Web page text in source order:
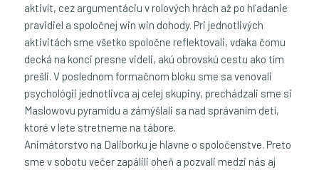
aktivít, cez argumentáciu v rolových hrách až po hľadanie
pravidiel a spoločnej win win dohody. Pri jednotlivých
aktivitách sme všetko spoločne reflektovali, vďaka čomu
decká na konci presne videli, akú obrovskú cestu ako tím
prešli. V poslednom formačnom bloku sme sa venovali
psychológii jednotlivca aj celej skupiny, prechádzali sme si
Maslowovu pyramídu a zámýšlali sa nad správaním detí,
ktoré v lete stretneme na tábore.
Animátorstvo na Daliborku je hlavne o spoločenstve. Preto
sme v sobotu večer zapálili oheň a pozvali medzi nás aj